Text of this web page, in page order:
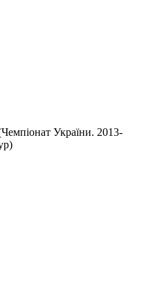
України. 2013-